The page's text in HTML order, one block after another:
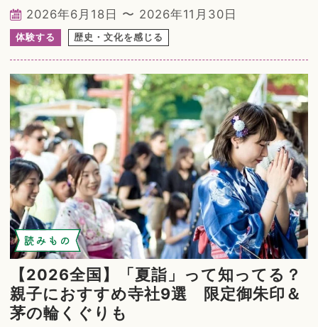
2026年6月18日 〜 2026年11月30日
体験する 歴史・文化を感じる
読みもの
【2026全国】「夏詣」って知ってる？
親子におすすめ寺社9選 限定御朱印＆
茅の輪くぐりも